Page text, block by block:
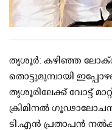
തൃശൂര്‍: കഴിഞ്ഞ
തൊട്ടുമുമ്പായി
തൃശൂരിലേക്ക് വോട്ട്
ക്രിമിനല്‍
ടി.എന്‍ പ്രതാപന്‍